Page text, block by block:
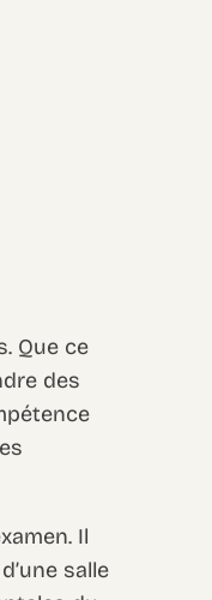
Que ce
des
Il
salle